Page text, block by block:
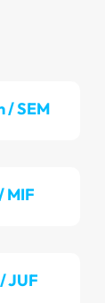
/ SEM
MIF
JUF